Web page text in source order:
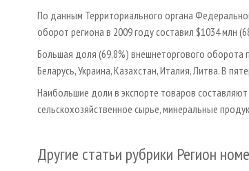
По данным Территориального органа
оборот региона в 2009 году составил $1034 млн
Большая доля (69,8%) внешнеторгового оборота
Беларусь, Украина, Казахстан, Италия, Литва. В
Наибольшие доли в экспорте товаров
сельскохозяйственное сырье, минеральные
Другие статьи рубрики Регион